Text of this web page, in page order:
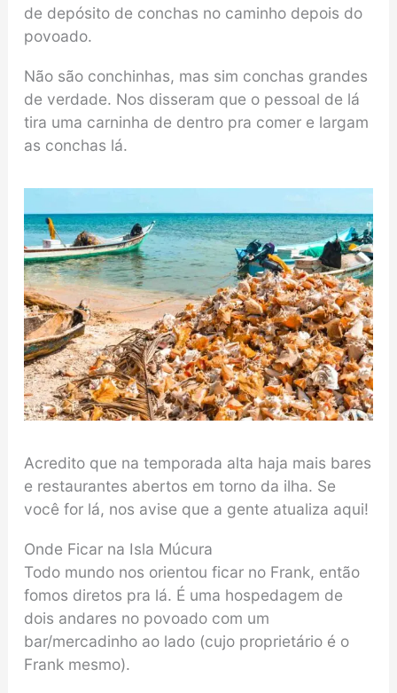
de depósito de conchas no caminho depois do
povoado.
Não são conchinhas, mas sim conchas grandes
de verdade. Nos disseram que o pessoal de lá
tira uma carninha de dentro pra comer e largam
as conchas lá.
Acredito que na temporada alta haja mais bares
e restaurantes abertos em torno da ilha. Se
você for lá, nos avise que a gente atualiza aqui!
Onde Ficar na Isla Múcura
Todo mundo nos orientou ficar no Frank, então
fomos diretos pra lá. É uma hospedagem de
dois andares no povoado com um
bar/mercadinho ao lado (cujo proprietário é o
Frank mesmo).